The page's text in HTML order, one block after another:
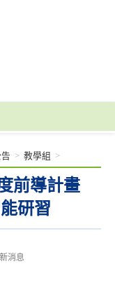
前導計畫
研習
> 教學組 >
消息